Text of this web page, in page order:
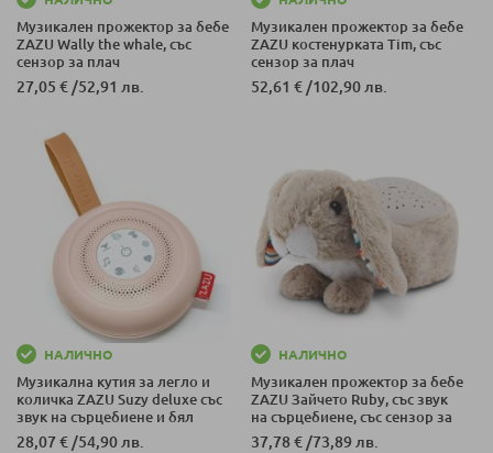
Музикален прожектор за бебе
ZAZU Wally the whale, със
сензор за плач
27,05 €/52,91 лв.
Музикален прожектор за бебе
ZAZU костенурката Tim, със
сензор за плач
52,61 €/102,90 лв.
НАЛИЧНО
Музикална кутия за легло и
количка ZAZU Suzy deluxe със
звук на сърцебиене и бял
шум, със сензор за плач
28,07 €/54,90 лв.
НАЛИЧНО
Музикален прожектор за бебе
ZAZU Зайчето Ruby, със звук
на сърцебиене, със сензор за
плач
37,78 €/73,89 лв.